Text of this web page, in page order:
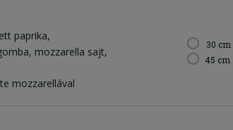
paprika
mozzarella sajt
mozzarellával
30 cm
45 cm